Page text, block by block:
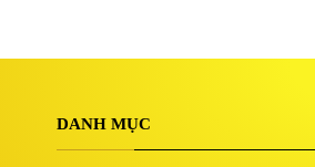
DANH MỤC